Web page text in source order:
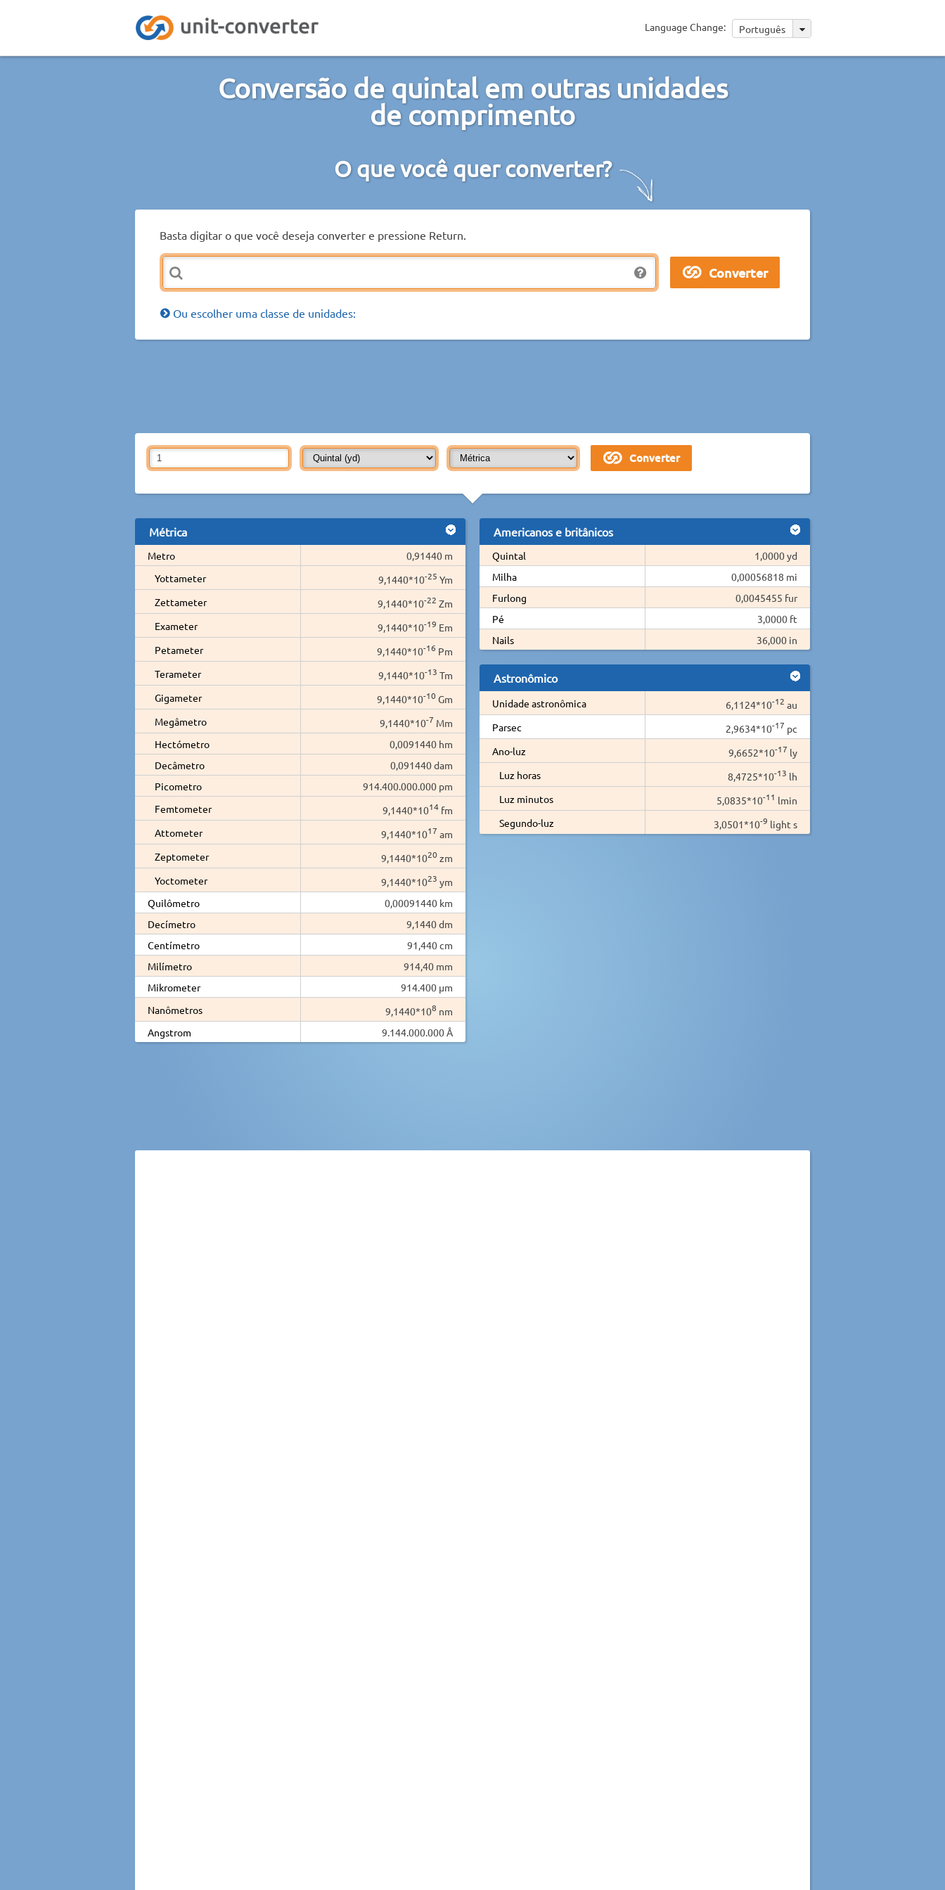
Language Change: Português
Conversão de quintal em outras unidades
de comprimento
O que você quer converter?
Basta digitar o que você deseja converter e pressione Return.
Ou escolher uma classe de unidades:
Métrica
Metro
0,91440 m
Yottameter
9,1440*10-25 Ym
Zettameter
9,1440*10-22 Zm
Exameter
9,1440*10-19 Em
Petameter
9,1440*10-16 Pm
Terameter
9,1440*10-13 Tm
Gigameter
9,1440*10-10 Gm
Megâmetro
9,1440*10-7 Mm
Hectómetro
0,0091440 hm
Decâmetro
0,091440 dam
Picometro
914.400.000.000 pm
Femtometer
9,1440*1014 fm
Attometer
9,1440*1017 am
Zeptometer
9,1440*1020 zm
Yoctometer
9,1440*1023 ym
Quilômetro
0,00091440 km
Decímetro
9,1440 dm
Centímetro
91,440 cm
Milímetro
914,40 mm
Mikrometer
914.400 µm
Nanômetros
9,1440*108 nm
Angstrom
9.144.000.000 Å
Americanos e britânicos
Quintal
1,0000 yd
Milha
0,00056818 mi
Furlong
0,0045455 fur
Pé
3,0000 ft
Nails
36,000 in
Astronômico
Unidade astronômica 6,1124*10-12 au
Parsec
2,9634*10-17 pc
Ano-luz
9,6652*10-17 ly
Luz horas
8,4725*10-13 lh
Luz minutos
5,0835*10-11 lmin
Segundo-luz
3,0501*10-9 light s